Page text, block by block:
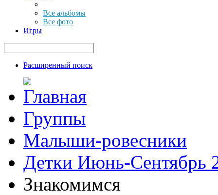
Все альбомы
Все фото
Игры
Расширенный поиск
Группы
Малыши-ровесники
Детки Июнь-Сентябрь
Знакомимся